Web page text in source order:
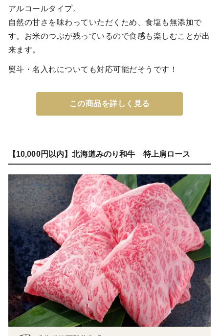
アルコールタイプ。
自然の甘さを味わっていただくため、食塩も無添加で
す。お米のつぶが残っているので食感も楽しむことが出
来ます。
熨斗・名入れについても対応可能だそうです！
この商品を詳しく見る
【10,000円以内】北海道みのり和牛 特上肩ロース